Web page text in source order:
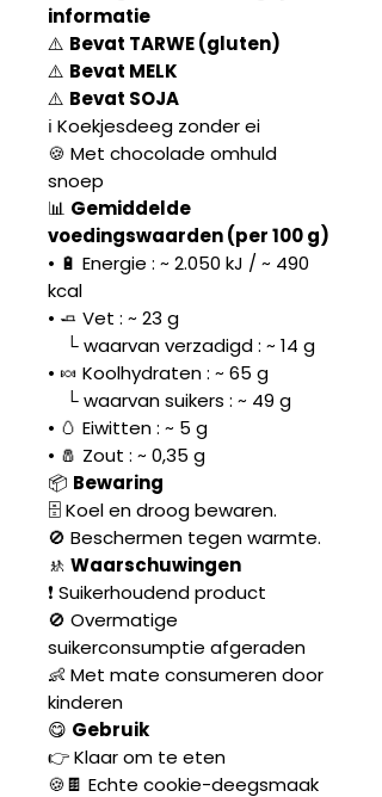
informatie
⚠️ Bevat TARWE (gluten)
⚠️ Bevat MELK
⚠️ Bevat SOJA
ℹ️ Koekjesdeeg zonder ei
🍪 Met chocolade omhuld
snoep
📊 Gemiddelde
voedingswaarden (per 100 g)
• 🔋 Energie : ~ 2.050 kJ / ~ 490
kcal
• 🧈 Vet : ~ 23 g
└ waarvan verzadigd : ~ 14 g
• 🍬 Koolhydraten : ~ 65 g
└ waarvan suikers : ~ 49 g
• 🥚 Eiwitten : ~ 5 g
• 🧂 Zout : ~ 0,35 g
📦 Bewaring
🗄️ Koel en droog bewaren.
🚫 Beschermen tegen warmte.
🚸 Waarschuwingen
❗ Suikerhoudend product
🚫 Overmatige
suikerconsumptie afgeraden
👶 Met mate consumeren door
kinderen
😋 Gebruik
👉 Klaar om te eten
🍪🍫 Echte cookie-deegsmaak